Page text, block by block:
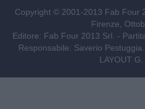
Copyright © 2001-2013 Fab Four
Firenze,
Editore: Fab Four 2013 Srl. -
Responsabile: Saverio
LAYOUT